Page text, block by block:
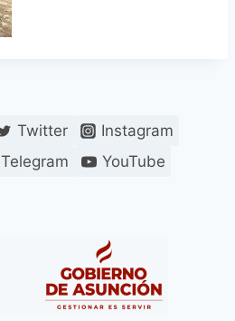
Twitter
Instagram
Telegram YouTube